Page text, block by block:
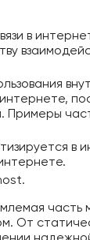
в
в
От